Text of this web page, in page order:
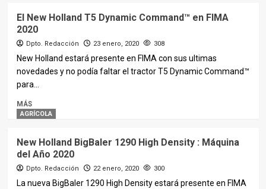
El New Holland T5 Dynamic Command™ en FIMA
2020
Dpto. Redacción 23 enero, 2020 308
New Holland estará presente en FIMA con sus ultimas
novedades y no podía faltar el tractor T5 Dynamic Command™
para...
MÁS
AGRÍCOLA
New Holland BigBaler 1290 High Density : Máquina
del Año 2020
Dpto. Redacción 22 enero, 2020 300
La nueva BigBaler 1290 High Density estará presente en FIMA